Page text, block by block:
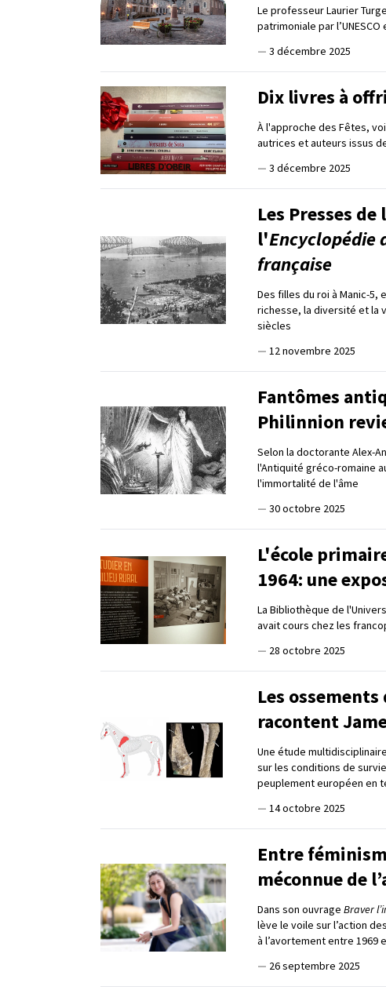
Le professeur Laurier
patrimoniale par
— 3 décembre 2025
Dix livres à
À l'approche des Fêtes,
autrices et auteurs issus
— 3 décembre 2025
Les Presses
l'Encyclopédie
française
Des filles du roi à Manic-5,
richesse, la diversité et la
siècles
— 12 novembre 2025
Fantômes
Philinnion
Selon la doctorante Alex-
l'Antiquité gréco-romaine
l'immortalité de l'âme
— 30 octobre 2025
L'école
1964: une
La Bibliothèque de
avait cours chez les
— 28 octobre 2025
Les
racontent
Une étude
sur les conditions de
peuplement européen en
— 14 octobre 2025
Entre
méconnue de
Dans son ouvrage Braver
lève le voile sur l’action
à l’avortement entre 1969
— 26 septembre 2025